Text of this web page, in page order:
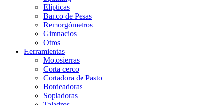
Elípticas
Banco de Pesas
Remorgómetros
Gimnacios
Otros
Herramientas
Motosierras
Corta cerco
Cortadora de Pasto
Bordeadoras
Sopladoras